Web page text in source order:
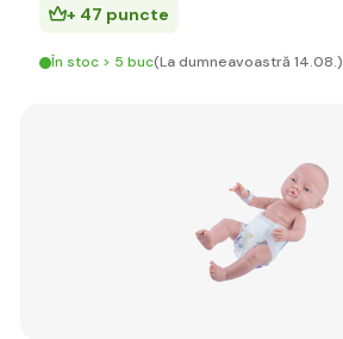
+ 47 puncte
În stoc > 5 buc(La dumneavoastră 14.08.)